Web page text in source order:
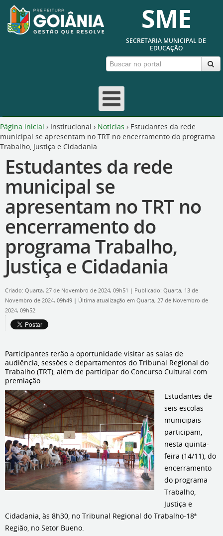
SME
SECRETARIA MUNICIPAL DE
EDUCAÇÃO
Página inicial › Institucional › Notícias › Estudantes da rede
municipal se apresentam no TRT no encerramento do programa
Trabalho, Justiça e Cidadania
Estudantes da rede
municipal se
apresentam no TRT no
encerramento do
programa Trabalho,
Justiça e Cidadania
Criado: Quarta, 27 de Novembro de 2024, 09h51 | Publicado: Quarta, 13 de
Novembro de 2024, 09h49 | Última atualização em Quarta, 27 de Novembro de
2024, 09h52
Participantes terão a oportunidade visitar as salas de
audiência, sessões e departamentos do Tribunal Regional do
Trabalho (TRT), além de participar do Concurso Cultural com
premiação
Estudantes de
seis escolas
municipais
participam,
nesta quinta-
feira (14/11), do
encerramento
do programa
Trabalho,
Justiça e
Cidadania, às 8h30, no Tribunal Regional do Trabalho-18ª
Região, no Setor Bueno.